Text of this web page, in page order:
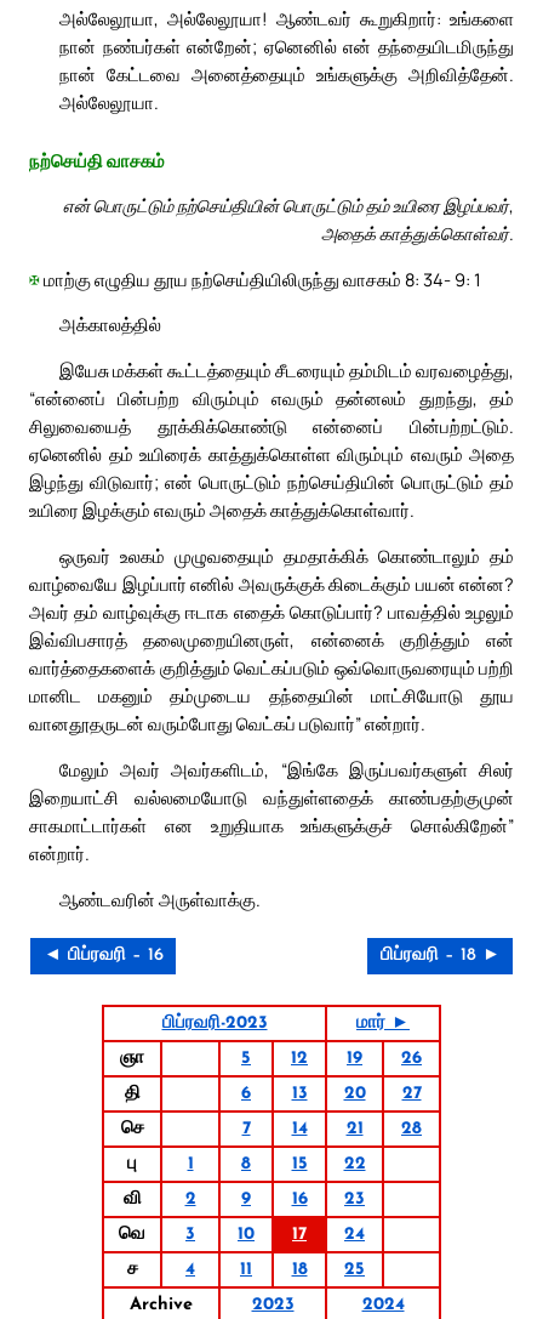
அல்லேலூயா, அல்லேலூயா! ஆண்டவர் கூறுகிறார்: உங்களை
நான் நண்பர்கள் என்றேன்; ஏனெனில் என் தந்தையிடமிருந்து
நான் கேட்டவை அனைத்தையும் உங்களுக்கு அறிவித்தேன்.
அல்லேலூயா.
நற்செய்தி வாசகம்
என் பொருட்டும் நற்செய்தியின் பொருட்டும் தம் உயிரை இழப்பவர்,
அதைக் காத்துக்கொள்வர்.
✠மாற்கு எழுதிய தூய நற்செய்தியிலிருந்து வாசகம் 8: 34- 9: 1
அக்காலத்தில்
இயேசு மக்கள் கூட்டத்தையும் சீடரையும் தம்மிடம் வரவழைத்து,
“என்னைப் பின்பற்ற விரும்பும் எவரும் தன்னலம் துறந்து, தம்
சிலுவையைத் தூக்கிக்கொண்டு என்னைப் பின்பற்றட்டும்.
ஏனெனில் தம் உயிரைக் காத்துக்கொள்ள விரும்பும் எவரும் அதை
இழந்து விடுவார்; என் பொருட்டும் நற்செய்தியின் பொருட்டும் தம்
உயிரை இழக்கும் எவரும் அதைக் காத்துக்கொள்வார்.
ஒருவர் உலகம் முழுவதையும் தமதாக்கிக் கொண்டாலும் தம்
வாழ்வையே இழப்பார் எனில் அவருக்குக் கிடைக்கும் பயன் என்ன?
அவர் தம் வாழ்வுக்கு ஈடாக எதைக் கொடுப்பார்? பாவத்தில் உழலும்
இவ்விபசாரத் தலைமுறையினருள், என்னைக் குறித்தும் என்
வார்த்தைகளைக் குறித்தும் வெட்கப்படும் ஒவ்வொருவரையும் பற்றி
மானிட மகனும் தம்முடைய தந்தையின் மாட்சியோடு தூய
வானதூதருடன் வரும்போது வெட்கப் படுவார்” என்றார்.
மேலும் அவர் அவர்களிடம், “இங்கே இருப்பவர்களுள் சிலர்
இறையாட்சி வல்லமையோடு வந்துள்ளதைக் காண்பதற்குமுன்
சாகமாட்டார்கள் என உறுதியாக உங்களுக்குச் சொல்கிறேன்”
என்றார்.
ஆண்டவரின் அருள்வாக்கு.
◄ பிப்ரவரி – 16 பிப்ரவரி – 18 ►
பிப்ரவரி-2023
மார் ►
ஞா
5 12 19
26
தி
6 13 20
27
செ
7 14 21
28
பு
1 8 15
22
வி
2 9 16
23
வெ
3 10 17
24
ச
4 11 18
25
Archive
2023 2024